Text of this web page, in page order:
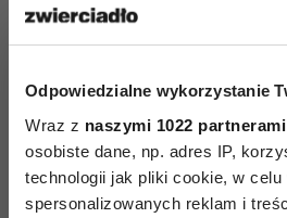
Odpowiedzialne wykorzystanie
Wraz z naszymi 1022 partnerami
osobiste dane, np. adres IP,
technologii jak pliki cookie, w celu
spersonalizowanych reklam i